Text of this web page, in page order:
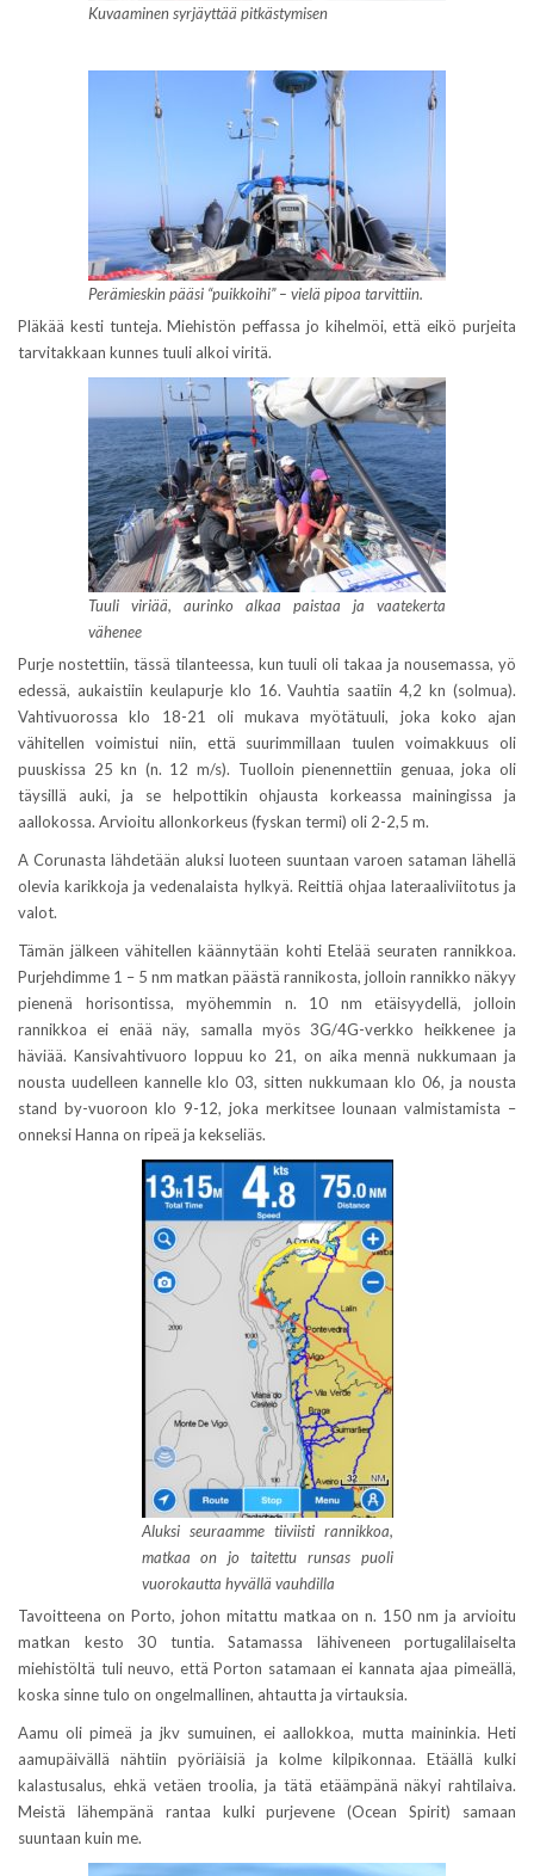
Kuvaaminen syrjäyttää pitkästymisen
Perämieskin pääsi “puikkoihi” – vielä pipoa tarvittiin.
Pläkää kesti tunteja. Miehistön peffassa jo kihelmöi, että eikö purjeita
tarvitakkaan kunnes tuuli alkoi viritä.
Tuuli viriää, aurinko alkaa paistaa ja vaatekerta
vähenee
Purje nostettiin, tässä tilanteessa, kun tuuli oli takaa ja nousemassa, yö
edessä, aukaistiin keulapurje klo 16. Vauhtia saatiin 4,2 kn (solmua).
Vahtivuorossa klo 18-21 oli mukava myötätuuli, joka koko ajan
vähitellen voimistui niin, että suurimmillaan tuulen voimakkuus oli
puuskissa 25 kn (n. 12 m/s). Tuolloin pienennettiin genuaa, joka oli
täysillä auki, ja se helpottikin ohjausta korkeassa mainingissa ja
aallokossa. Arvioitu allonkorkeus (fyskan termi) oli 2-2,5 m.
A Corunasta lähdetään aluksi luoteen suuntaan varoen sataman lähellä
olevia karikkoja ja vedenalaista hylkyä. Reittiä ohjaa lateraaliviitotus ja
valot.
Tämän jälkeen vähitellen käännytään kohti Etelää seuraten rannikkoa.
Purjehdimme 1 – 5 nm matkan päästä rannikosta, jolloin rannikko näkyy
pienenä horisontissa, myöhemmin n. 10 nm etäisyydellä, jolloin
rannikkoa ei enää näy, samalla myös 3G/4G-verkko heikkenee ja
häviää. Kansivahtivuoro loppuu ko 21, on aika mennä nukkumaan ja
nousta uudelleen kannelle klo 03, sitten nukkumaan klo 06, ja nousta
stand by-vuoroon klo 9-12, joka merkitsee lounaan valmistamista –
onneksi Hanna on ripeä ja kekseliäs.
Aluksi seuraamme tiiviisti rannikkoa,
matkaa on jo taitettu runsas puoli
vuorokautta hyvällä vauhdilla
Tavoitteena on Porto, johon mitattu matkaa on n. 150 nm ja arvioitu
matkan kesto 30 tuntia. Satamassa lähiveneen portugalilaiselta
miehistöltä tuli neuvo, että Porton satamaan ei kannata ajaa pimeällä,
koska sinne tulo on ongelmallinen, ahtautta ja virtauksia.
Aamu oli pimeä ja jkv sumuinen, ei aallokkoa, mutta maininkia. Heti
aamupäivällä nähtiin pyöriäisiä ja kolme kilpikonnaa. Etäällä kulki
kalastusalus, ehkä vetäen troolia, ja tätä etäämpänä näkyi rahtilaiva.
Meistä lähempänä rantaa kulki purjevene (Ocean Spirit) samaan
suuntaan kuin me.